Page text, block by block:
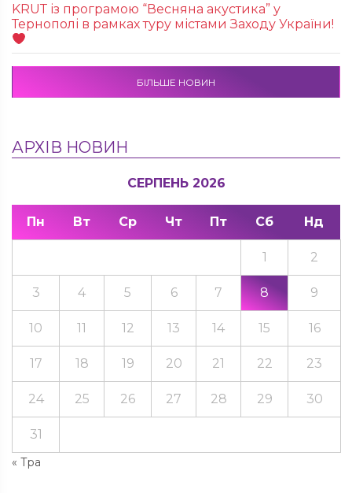
KRUТ із програмою “Весняна акустика” у
Тернополі в рамках туру містами Заходу України!
БІЛЬШЕ НОВИН
АРХІВ НОВИН
СЕРПЕНЬ 2026
Пн Вт Ср Чт Пт Сб Нд
« Тра
1 2
3 4 5 6 7 8 9
10 11 12 13 14 15 16
17 18 19 20 21 22 23
24 25 26 27 28 29 30
31